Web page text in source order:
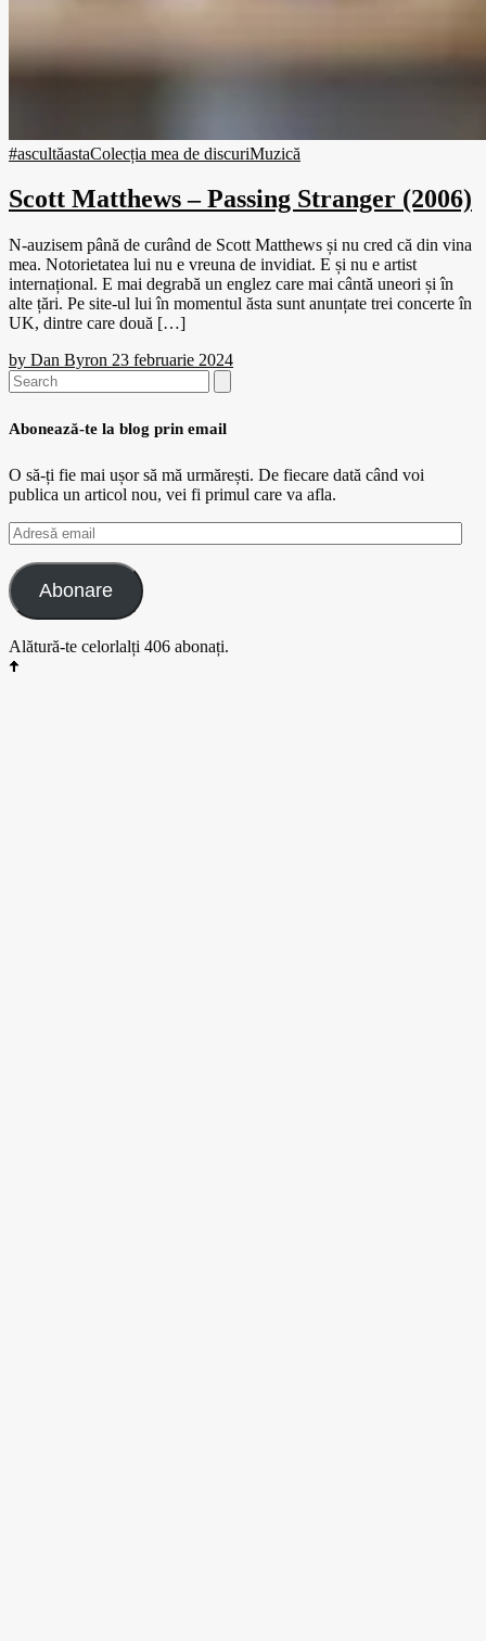
#ascultăastaColecția mea de discuriMuzică
Scott Matthews – Passing Stranger (2006)
N-auzisem până de curând de Scott Matthews și nu cred că din vina
mea. Notorietatea lui nu e vreuna de invidiat. E și nu e artist
internațional. E mai degrabă un englez care mai cântă uneori și în
alte țări. Pe site-ul lui în momentul ăsta sunt anunțate trei concerte în
UK, dintre care două […]
by Dan Byron 23 februarie 2024
Search
for:
Abonează-te la blog prin email
O să-ți fie mai ușor să mă urmărești. De fiecare dată când voi
publica un articol nou, vei fi primul care va afla.
Adresă
email
Abonare
Alătură-te celorlalți 406 abonați.